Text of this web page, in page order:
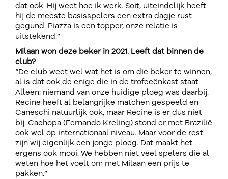
dat ook. Hij weet hoe ik werk. Soit, uiteindelijk heeft
hij de meeste basisspelers een extra dagje rust
gegund. Piazza is een topper, onze relatie is
uitstekend.”
Milaan won deze beker in 2021. Leeft dat binnen de
club?
“De club weet wel wat het is om die beker te winnen,
al is dat ook de enige die in de trofeeënkast staat.
Alleen: niemand van onze huidige ploeg was daarbij.
Recine heeft al belangrijke matchen gespeeld en
Caneschi natuurlijk ook, maar Recine is er dus niet
bij. Cachopa (Fernando Kreling) stond er met Brazilië
ook wel op internationaal niveau. Maar voor de rest
zijn wij eigenlijk een jonge ploeg. Dat maakt het
ergens ook mooi. We hebben niet veel spelers die al
weten hoe het voelt om met Milaan een prijs te
pakken.”